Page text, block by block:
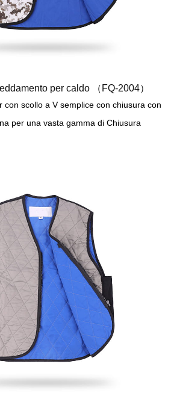
per caldo （FQ-2004）
con scollo a V semplice con chiusura con
per una vasta gamma di Chiusura